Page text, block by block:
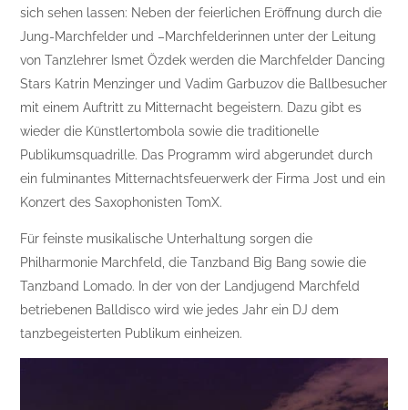
sich sehen lassen: Neben der feierlichen Eröffnung durch die
Jung-Marchfelder und –Marchfelderinnen unter der Leitung
von Tanzlehrer Ismet Özdek werden die Marchfelder Dancing
Stars Katrin Menzinger und Vadim Garbuzov die Ballbesucher
mit einem Auftritt zu Mitternacht begeistern. Dazu gibt es
wieder die Künstlertombola sowie die traditionelle
Publikumsquadrille. Das Programm wird abgerundet durch
ein fulminantes Mitternachtsfeuerwerk der Firma Jost und ein
Konzert des Saxophonisten TomX.
Für feinste musikalische Unterhaltung sorgen die
Philharmonie Marchfeld, die Tanzband Big Bang sowie die
Tanzband Lomado. In der von der Landjugend Marchfeld
betriebenen Balldisco wird wie jedes Jahr ein DJ dem
tanzbegeisterten Publikum einheizen.